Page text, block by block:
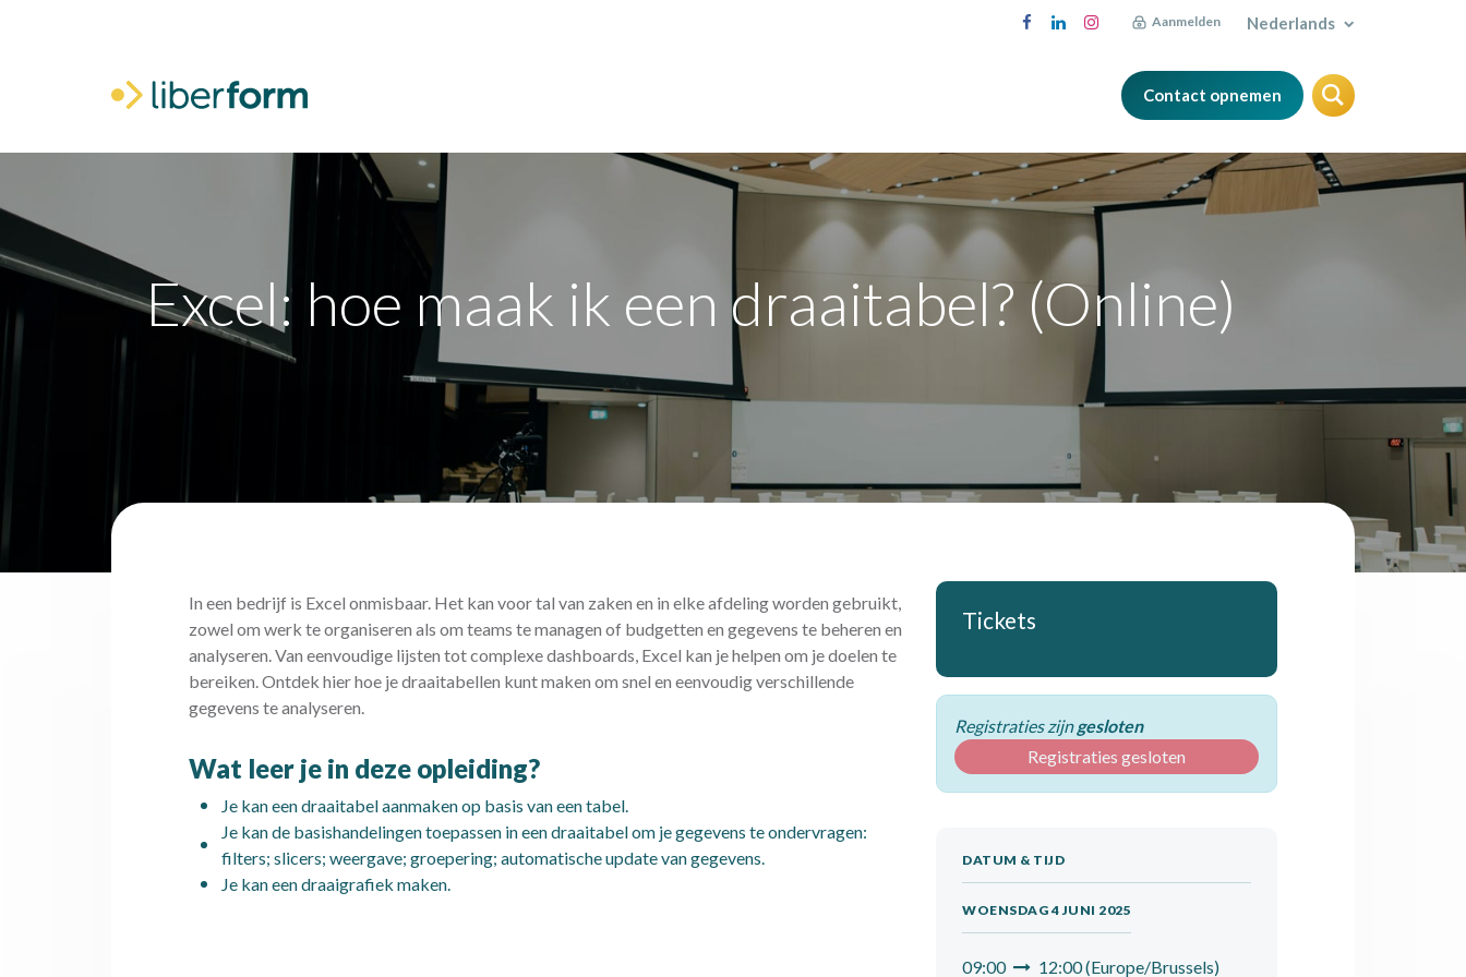
Aanmelden Nederlands
Contact opnemen
Excel: hoe maak ik een draaitabel? (Online)
In een bedrijf is Excel onmisbaar. Het kan voor tal van zaken en in elke afdeling worden gebruikt,
zowel om werk te organiseren als om teams te managen of budgetten en gegevens te beheren en
analyseren. Van eenvoudige lijsten tot complexe dashboards, Excel kan je helpen om je doelen te
bereiken. Ontdek hier hoe je draaitabellen kunt maken om snel en eenvoudig verschillende
gegevens te analyseren.
Wat leer je in deze opleiding?
Je kan een draaitabel aanmaken op basis van een tabel.
Je kan de basishandelingen toepassen in een draaitabel om je gegevens te ondervragen:
filters; slicers; weergave; groepering; automatische update van gegevens.
Je kan een draaigrafiek maken.
Tickets
Registraties zijngesloten
Registraties gesloten
DATUM & TIJD
WOENSDAG 4 JUNI 2025
09:00 12:00(Europe/Brussels)